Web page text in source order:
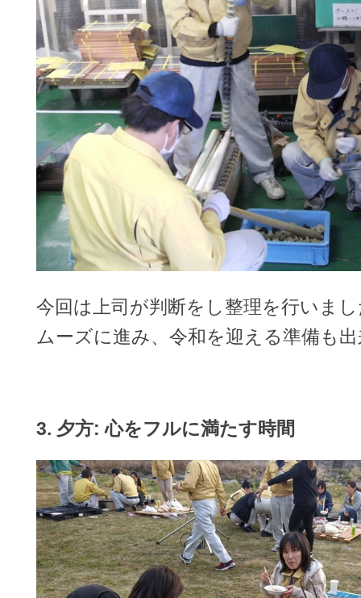
今回は上司が判断をし整理を行いま
ムーズに進み、令和を迎える準備も
3. 夕方: 心をフルに満たす時間